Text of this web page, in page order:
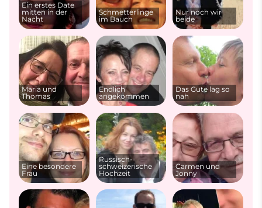
Ein erstes Date
mitten in der
Nacht
Schmetterlinge
im Bauch
Nur noch wir
beide
Maria und
Thomas
Endlich
angekommen
Das Gute lag so
nah
Eine besondere
Frau
Russisch-
schweizerische
Hochzeit
Carmen und
Jonny